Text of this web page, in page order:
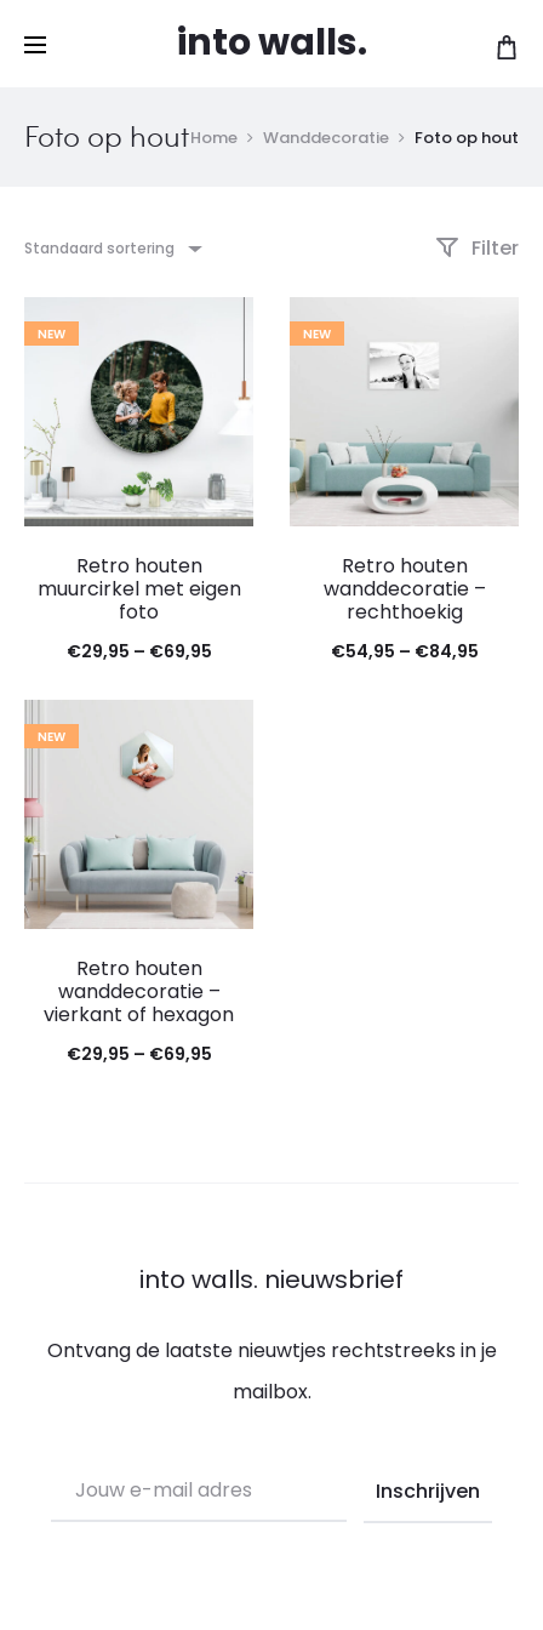
Gratis levering vanaf 120 EUR in België en
Nederland!
into walls.
Foto op houtHome Wanddecoratie Foto op hout
Standaard sortering Filter
NEW
Retro houten
muurcirkel met eigen
foto
€29,95 – €69,95
NEW
Retro houten
wanddecoratie –
rechthoekig
€54,95 – €84,95
NEW
Retro houten
wanddecoratie –
vierkant of hexagon
€29,95 – €69,95
into walls. nieuwsbrief
Ontvang de laatste nieuwtjes rechtstreeks in je
mailbox.